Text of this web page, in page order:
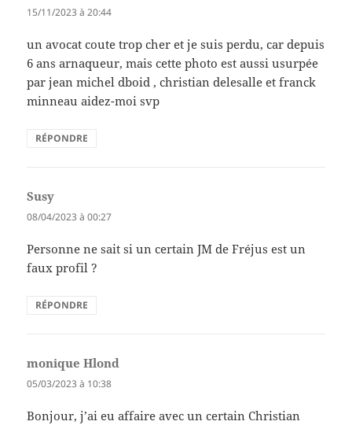
15/11/2023 à 20:44
un avocat coute trop cher et je suis perdu, car depuis
6 ans arnaqueur, mais cette photo est aussi usurpée
par jean michel dboid , christian delesalle et franck
minneau aidez-moi svp
RÉPONDRE
Susy
08/04/2023 à 00:27
Personne ne sait si un certain JM de Fréjus est un
faux profil ?
RÉPONDRE
monique Hlond
05/03/2023 à 10:38
Bonjour, j’ai eu affaire avec un certain Christian